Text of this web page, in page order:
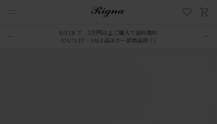
8/31まで 2万円以上ご購入で送料無料
（OUTLET・SALE品ほか一部商品除く）